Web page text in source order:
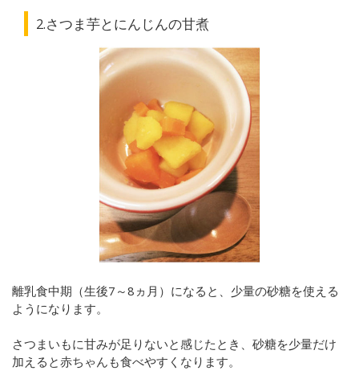
2.さつま芋とにんじんの甘煮
離乳食中期（生後7～8ヵ月）になると、少量の砂糖を使える
ようになります。
さつまいもに甘みが足りないと感じたとき、砂糖を少量だけ
加えると赤ちゃんも食べやすくなります。